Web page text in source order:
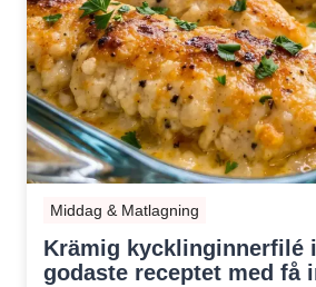
Middag & Matlagning
Krämig kycklinginnerfilé
godaste receptet med få